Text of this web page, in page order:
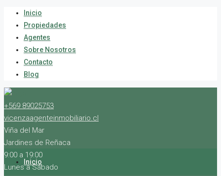
Inicio
Propiedades
Agentes
Sobre Nosotros
Contacto
Blog
+569 89025753
vicenzaagenteinmobiliario.cl
Viña del Mar
Jardines de Reñaca
9:00 a 19:00
Lunes a Sábado
Inicio